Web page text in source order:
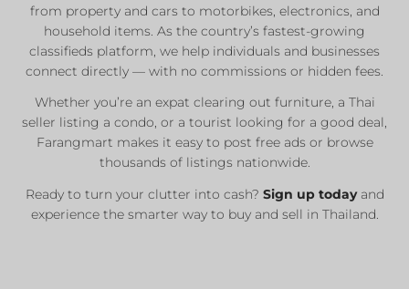
from property and cars to motorbikes, electronics, and
household items. As the country’s fastest-growing
classifieds platform, we help individuals and businesses
connect directly — with no commissions or hidden fees.
Whether you’re an expat clearing out furniture, a Thai
seller listing a condo, or a tourist looking for a good deal,
Farangmart makes it easy to post free ads or browse
thousands of listings nationwide.
Ready to turn your clutter into cash? Sign up todayand
experience the smarter way to buy and sell in Thailand.